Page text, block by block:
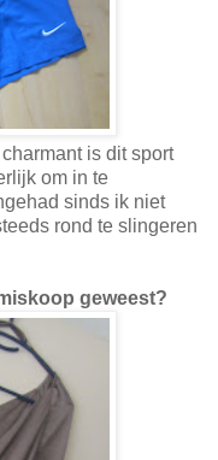
is dit sport
om in te
sinds ik niet
rond te slingeren
geweest?